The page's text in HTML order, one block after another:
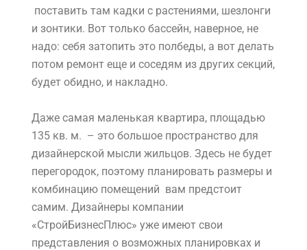
поставить там кадки с растениями, шезлонги
и зонтики. Вот только бассейн, наверное, не
надо: себя затопить это полбеды, а вот делать
потом ремонт еще и соседям из других секций,
будет обидно, и накладно.
Даже самая маленькая квартира, площадью
135 кв. м. – это большое пространство для
дизайнерской мысли жильцов. Здесь не будет
перегородок, поэтому планировать размеры и
комбинацию помещений вам предстоит
самим. Дизайнеры компании
«СтройБизнесПлюс» уже имеют свои
представления о возможных планировках и